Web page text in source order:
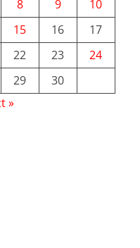
8 9
10
15 16
17
22 23
24
29
30
»